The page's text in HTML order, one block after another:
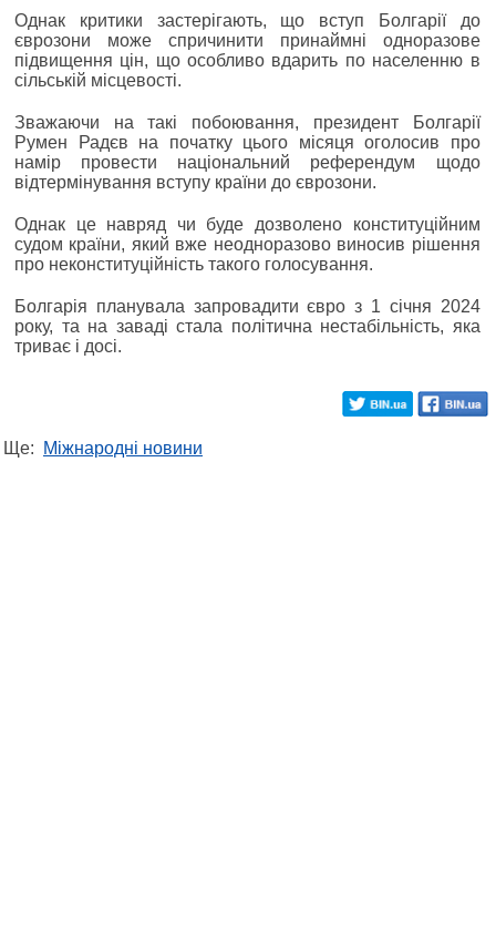
Однак критики застерігають, що вступ Болгарії до
єврозони може спричинити принаймні одноразове
підвищення цін, що особливо вдарить по населенню в
сільській місцевості.
Зважаючи на такі побоювання, президент Болгарії
Румен Радєв на початку цього місяця оголосив про
намір провести національний референдум щодо
відтермінування вступу країни до єврозони.
Однак це навряд чи буде дозволено конституційним
судом країни, який вже неодноразово виносив рішення
про неконституційність такого голосування.
Болгарія планувала запровадити євро з 1 січня 2024
року, та на заваді стала політична нестабільність, яка
триває і досі.
Ще: Міжнародні новини